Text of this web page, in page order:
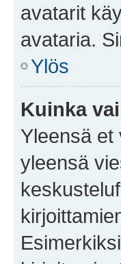
avatarit
avataria.
Ylös
Kuinka
Yleensä et
yleensä